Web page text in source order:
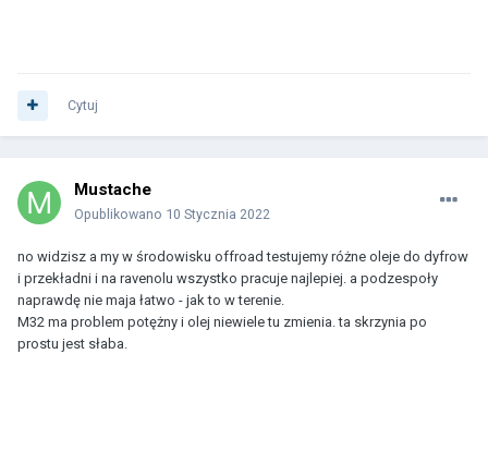
Cytuj
Mustache
Opublikowano 10 Stycznia 2022
no widzisz a my w środowisku offroad testujemy różne oleje do dyfrow
i przekładni i na ravenolu wszystko pracuje najlepiej. a podzespoły
naprawdę nie maja łatwo - jak to w terenie.
M32 ma problem potężny i olej niewiele tu zmienia. ta skrzynia po
prostu jest słaba.